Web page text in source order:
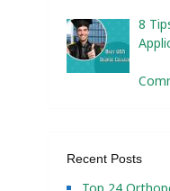
8
Recent Posts